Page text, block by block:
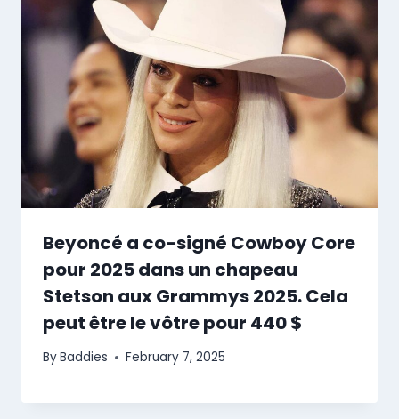
Beyoncé a co-signé Cowboy Core
pour 2025 dans un chapeau
Stetson aux Grammys 2025. Cela
peut être le vôtre pour 440 $
ByBaddies February 7, 2025